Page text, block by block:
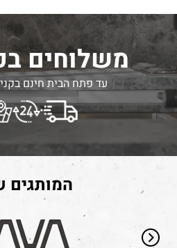
משלוחים
עד פתח הבית חינם בקנייה
המותגים